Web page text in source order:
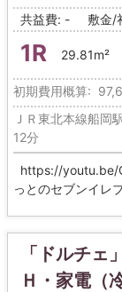
共益費: - 敷金/
1R 29.81m²
初期費用概算:
ＪＲ東北本線船岡
12分
https://youtu.be/
っとのセブンイレ
「ドルチ
Ｈ・家電（